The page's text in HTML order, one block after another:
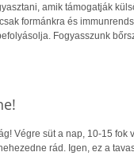
amik támogatják
formánkra és
Fogyasszunk
Végre süt a nap, 10-15
rád. Igen, ez a